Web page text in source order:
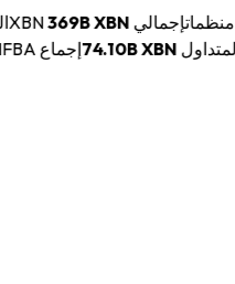
5 منظمات إجمالي XBN 369BXBN
المتداول 74.10BXBN إجماع HFBA · نهائية 3–5 ثوانٍ